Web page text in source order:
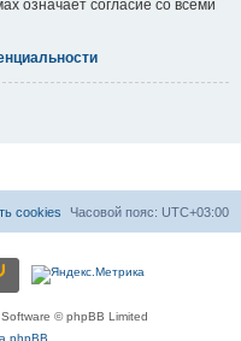
означает согласие со всеми
Часовой пояс: UTC+03:00
cookies
© phpBB Limited
phpBB